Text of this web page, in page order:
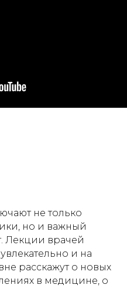
не только
но и важный
Лекции врачей
и на
расскажут о новых
в медицине, о